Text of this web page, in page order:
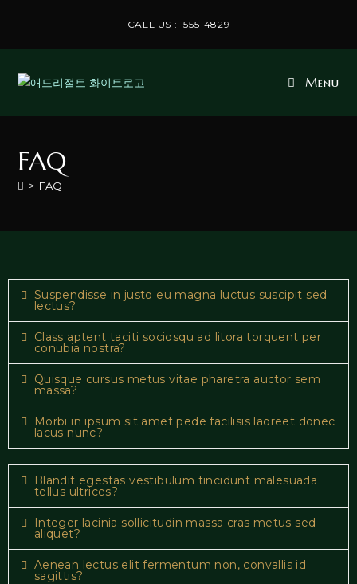
CALL US : 1555-4829
Menu
FAQ
> FAQ
Suspendisse in justo eu magna luctus suscipit sed
lectus?
Class aptent taciti sociosqu ad litora torquent per
conubia nostra?
Quisque cursus metus vitae pharetra auctor sem
massa?
Morbi in ipsum sit amet pede facilisis laoreet donec
lacus nunc?
Blandit egestas vestibulum tincidunt malesuada
tellus ultrices?
Integer lacinia sollicitudin massa cras metus sed
aliquet?
Aenean lectus elit fermentum non, convallis id
sagittis?